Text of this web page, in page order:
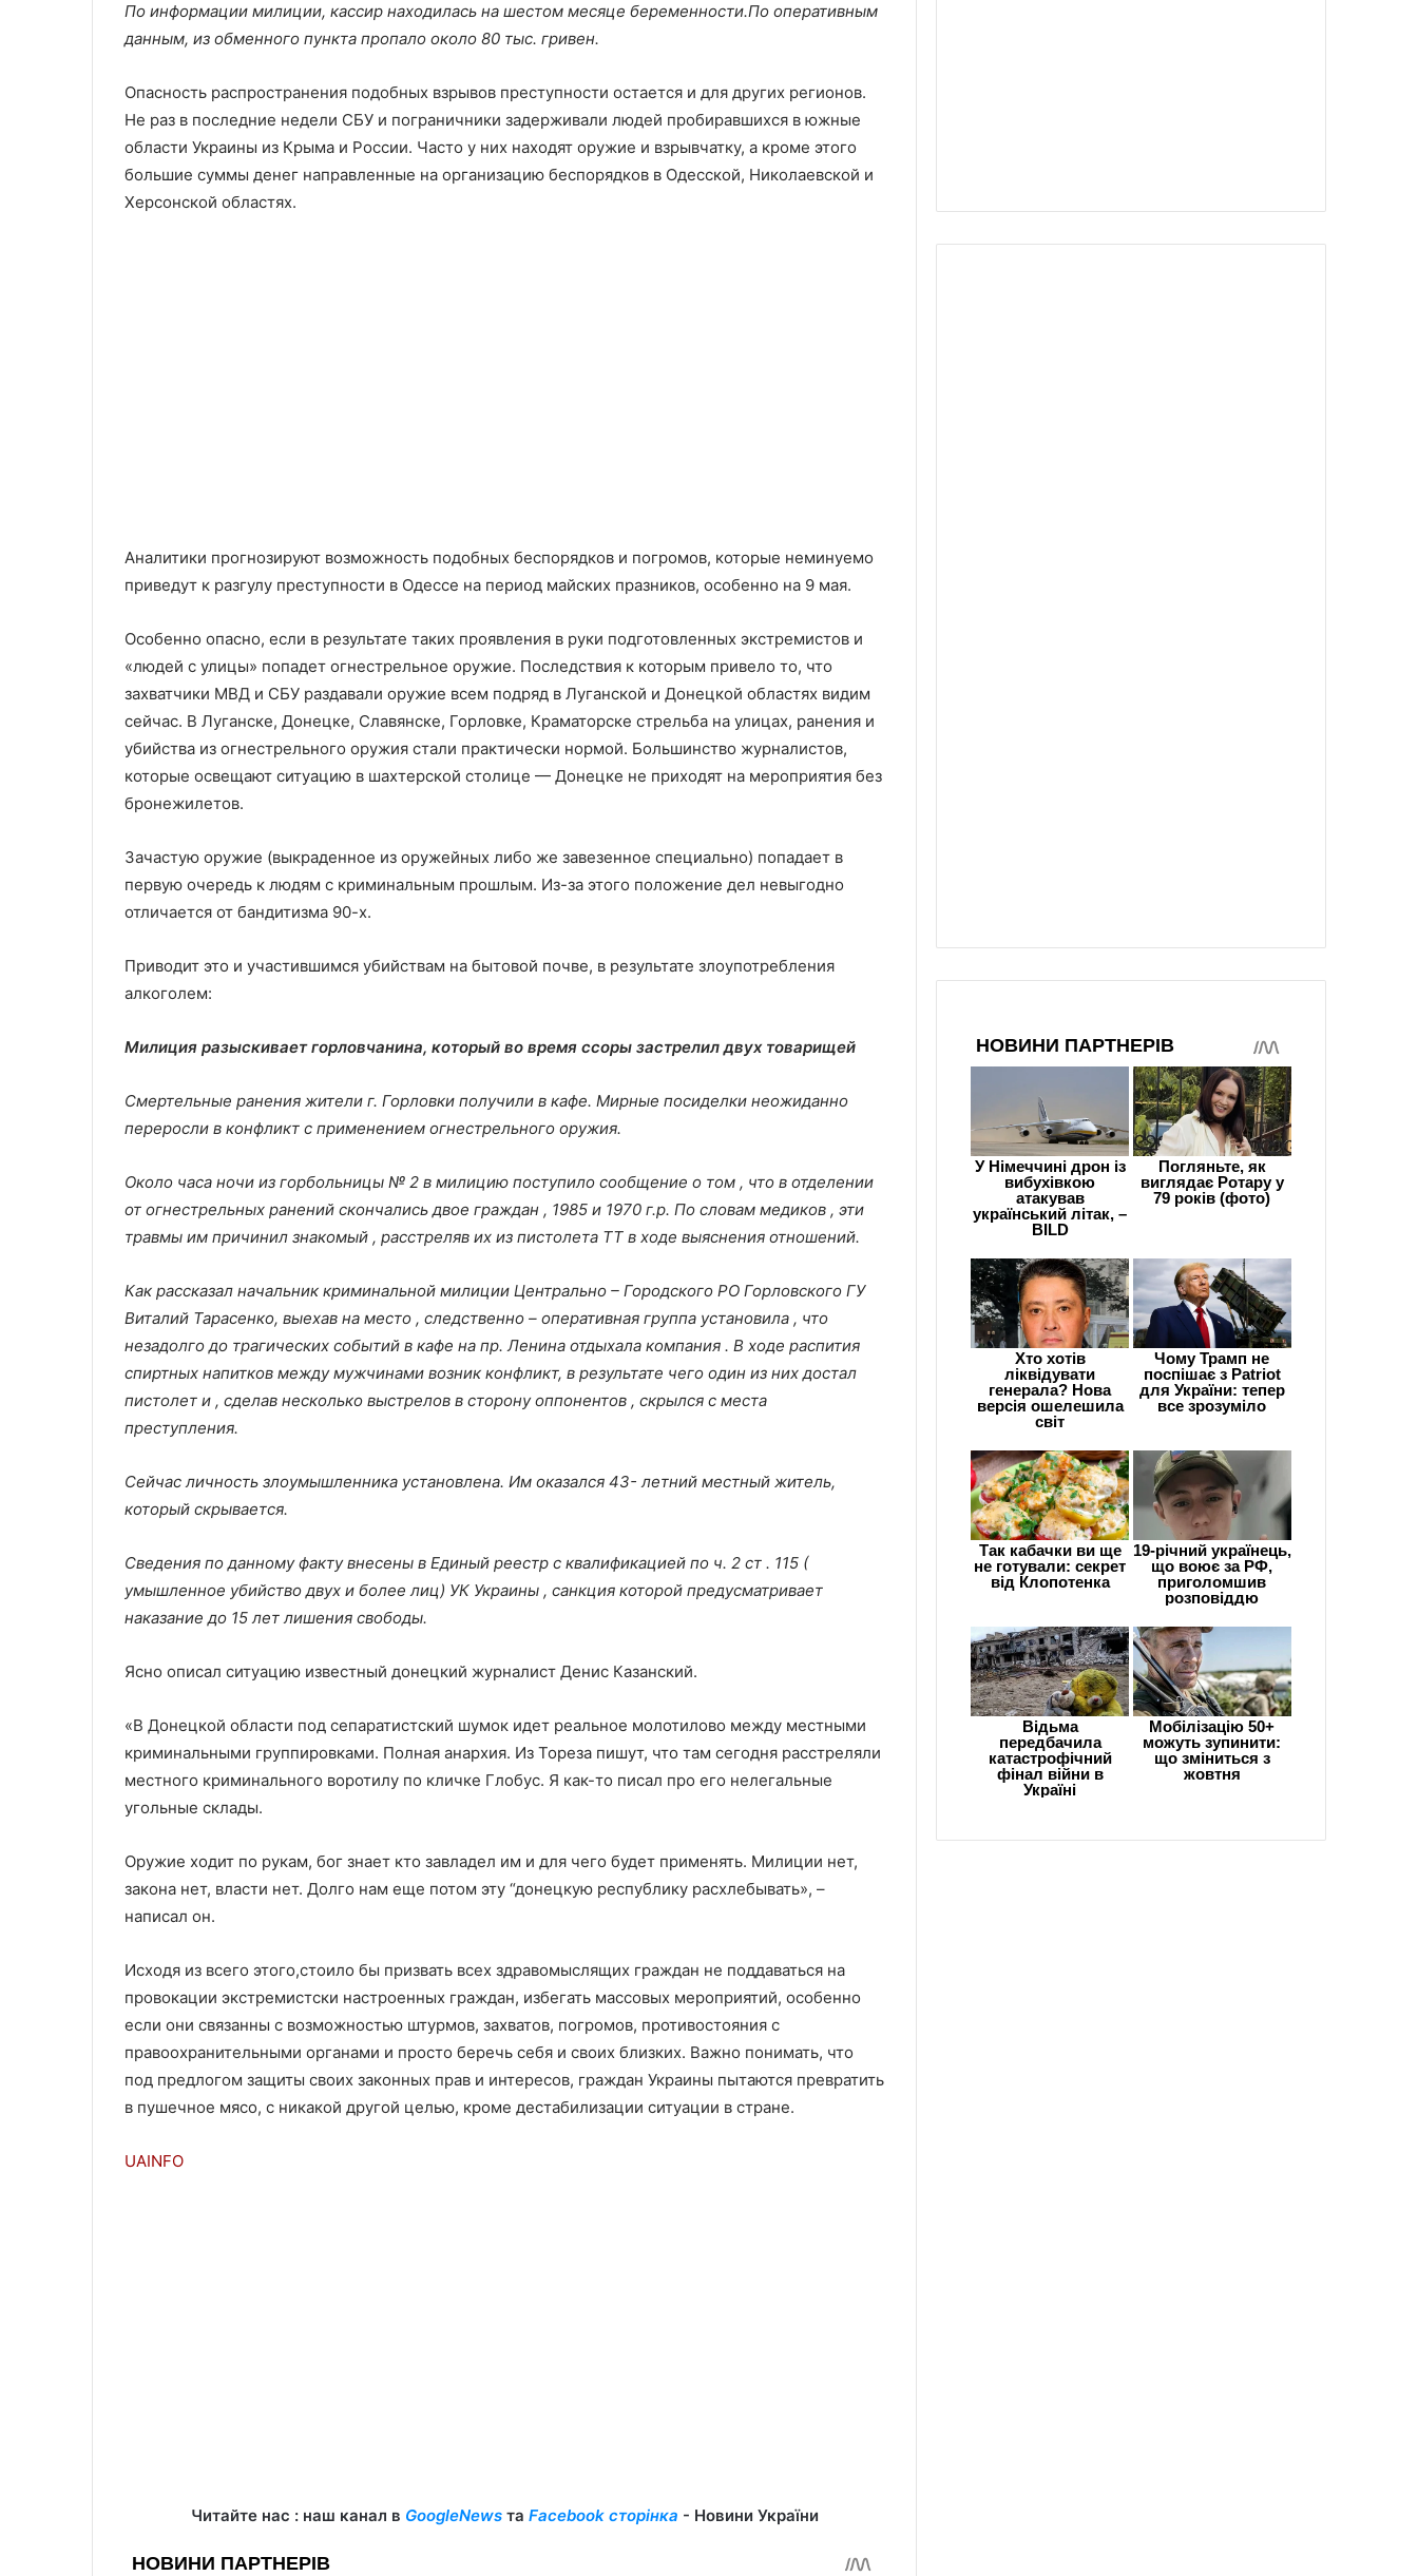
По информации милиции, кассир находилась на шестом месяце беременности.По оперативным
данным, из обменного пункта пропало около 80 тыс. гривен.
Опасность распространения подобных взрывов преступности остается и для других регионов.
Не раз в последние недели СБУ и пограничники задерживали людей пробиравшихся в южные
области Украины из Крыма и России. Часто у них находят оружие и взрывчатку, а кроме этого
большие суммы денег направленные на организацию беспорядков в Одесской, Николаевской и
Херсонской областях.
Аналитики прогнозируют возможность подобных беспорядков и погромов, которые неминуемо
приведут к разгулу преступности в Одессе на период майских празников, особенно на 9 мая.
Особенно опасно, если в результате таких проявления в руки подготовленных экстремистов и
«людей с улицы» попадет огнестрельное оружие. Последствия к которым привело то, что
захватчики МВД и СБУ раздавали оружие всем подряд в Луганской и Донецкой областях видим
сейчас. В Луганске, Донецке, Славянске, Горловке, Краматорске стрельба на улицах, ранения и
убийства из огнестрельного оружия стали практически нормой. Большинство журналистов,
которые освещают ситуацию в шахтерской столице — Донецке не приходят на мероприятия без
бронежилетов.
Зачастую оружие (выкраденное из оружейных либо же завезенное специально) попадает в
первую очередь к людям с криминальным прошлым. Из-за этого положение дел невыгодно
отличается от бандитизма 90-х.
Приводит это и участившимся убийствам на бытовой почве, в результате злоупотребления
алкоголем:
Милиция разыскивает горловчанина, который во время ссоры застрелил двух товарищей
Смертельные ранения жители г. Горловки получили в кафе. Мирные посиделки неожиданно
переросли в конфликт с применением огнестрельного оружия.
Около часа ночи из горбольницы № 2 в милицию поступило сообщение о том , что в отделении
от огнестрельных ранений скончались двое граждан , 1985 и 1970 г.р. По словам медиков , эти
травмы им причинил знакомый , расстреляв их из пистолета ТТ в ходе выяснения отношений.
Как рассказал начальник криминальной милиции Центрально – Городского РО Горловского ГУ
Виталий Тарасенко, выехав на место , следственно – оперативная группа установила , что
незадолго до трагических событий в кафе на пр. Ленина отдыхала компания . В ходе распития
спиртных напитков между мужчинами возник конфликт, в результате чего один из них достал
пистолет и , сделав несколько выстрелов в сторону оппонентов , скрылся с места
преступления.
Сейчас личность злоумышленника установлена. Им оказался 43- летний местный житель,
который скрывается.
Сведения по данному факту внесены в Единый реестр с квалификацией по ч. 2 ст . 115 (
умышленное убийство двух и более лиц) УК Украины , санкция которой предусматривает
наказание до 15 лет лишения свободы.
Ясно описал ситуацию известный донецкий журналист Денис Казанский.
«В Донецкой области под сепаратистский шумок идет реальное молотилово между местными
криминальными группировками. Полная анархия. Из Тореза пишут, что там сегодня расстреляли
местного криминального воротилу по кличке Глобус. Я как-то писал про его нелегальные
угольные склады.
Оружие ходит по рукам, бог знает кто завладел им и для чего будет применять. Милиции нет,
закона нет, власти нет. Долго нам еще потом эту “донецкую республику расхлебывать», –
написал он.
Исходя из всего этого,стоило бы призвать всех здравомыслящих граждан не поддаваться на
провокации экстремистски настроенных граждан, избегать массовых мероприятий, особенно
если они связанны с возможностью штурмов, захватов, погромов, противостояния с
правоохранительными органами и просто беречь себя и своих близких. Важно понимать, что
под предлогом защиты своих законных прав и интересов, граждан Украины пытаются превратить
в пушечное мясо, с никакой другой целью, кроме дестабилизации ситуации в стране.
UAINFO
Читайте нас : наш канал в GoogleNewsта Facebook сторінка - Новини України